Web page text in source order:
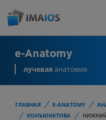
e-Anatomy
лучевая анатомия
ГЛАВНАЯ E-ANATOMY
КОНЪЮНКТИВА